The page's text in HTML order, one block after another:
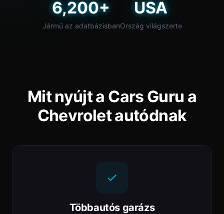
6,200+
Jármű az adatbázisban
USA
Ország világszerte
Mit nyújt a Cars Guru a
Chevrolet autódnak
Többautós garázs